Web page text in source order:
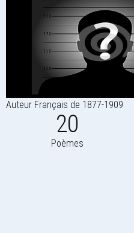
Auteur Français de 1877-1909
20
Poèmes